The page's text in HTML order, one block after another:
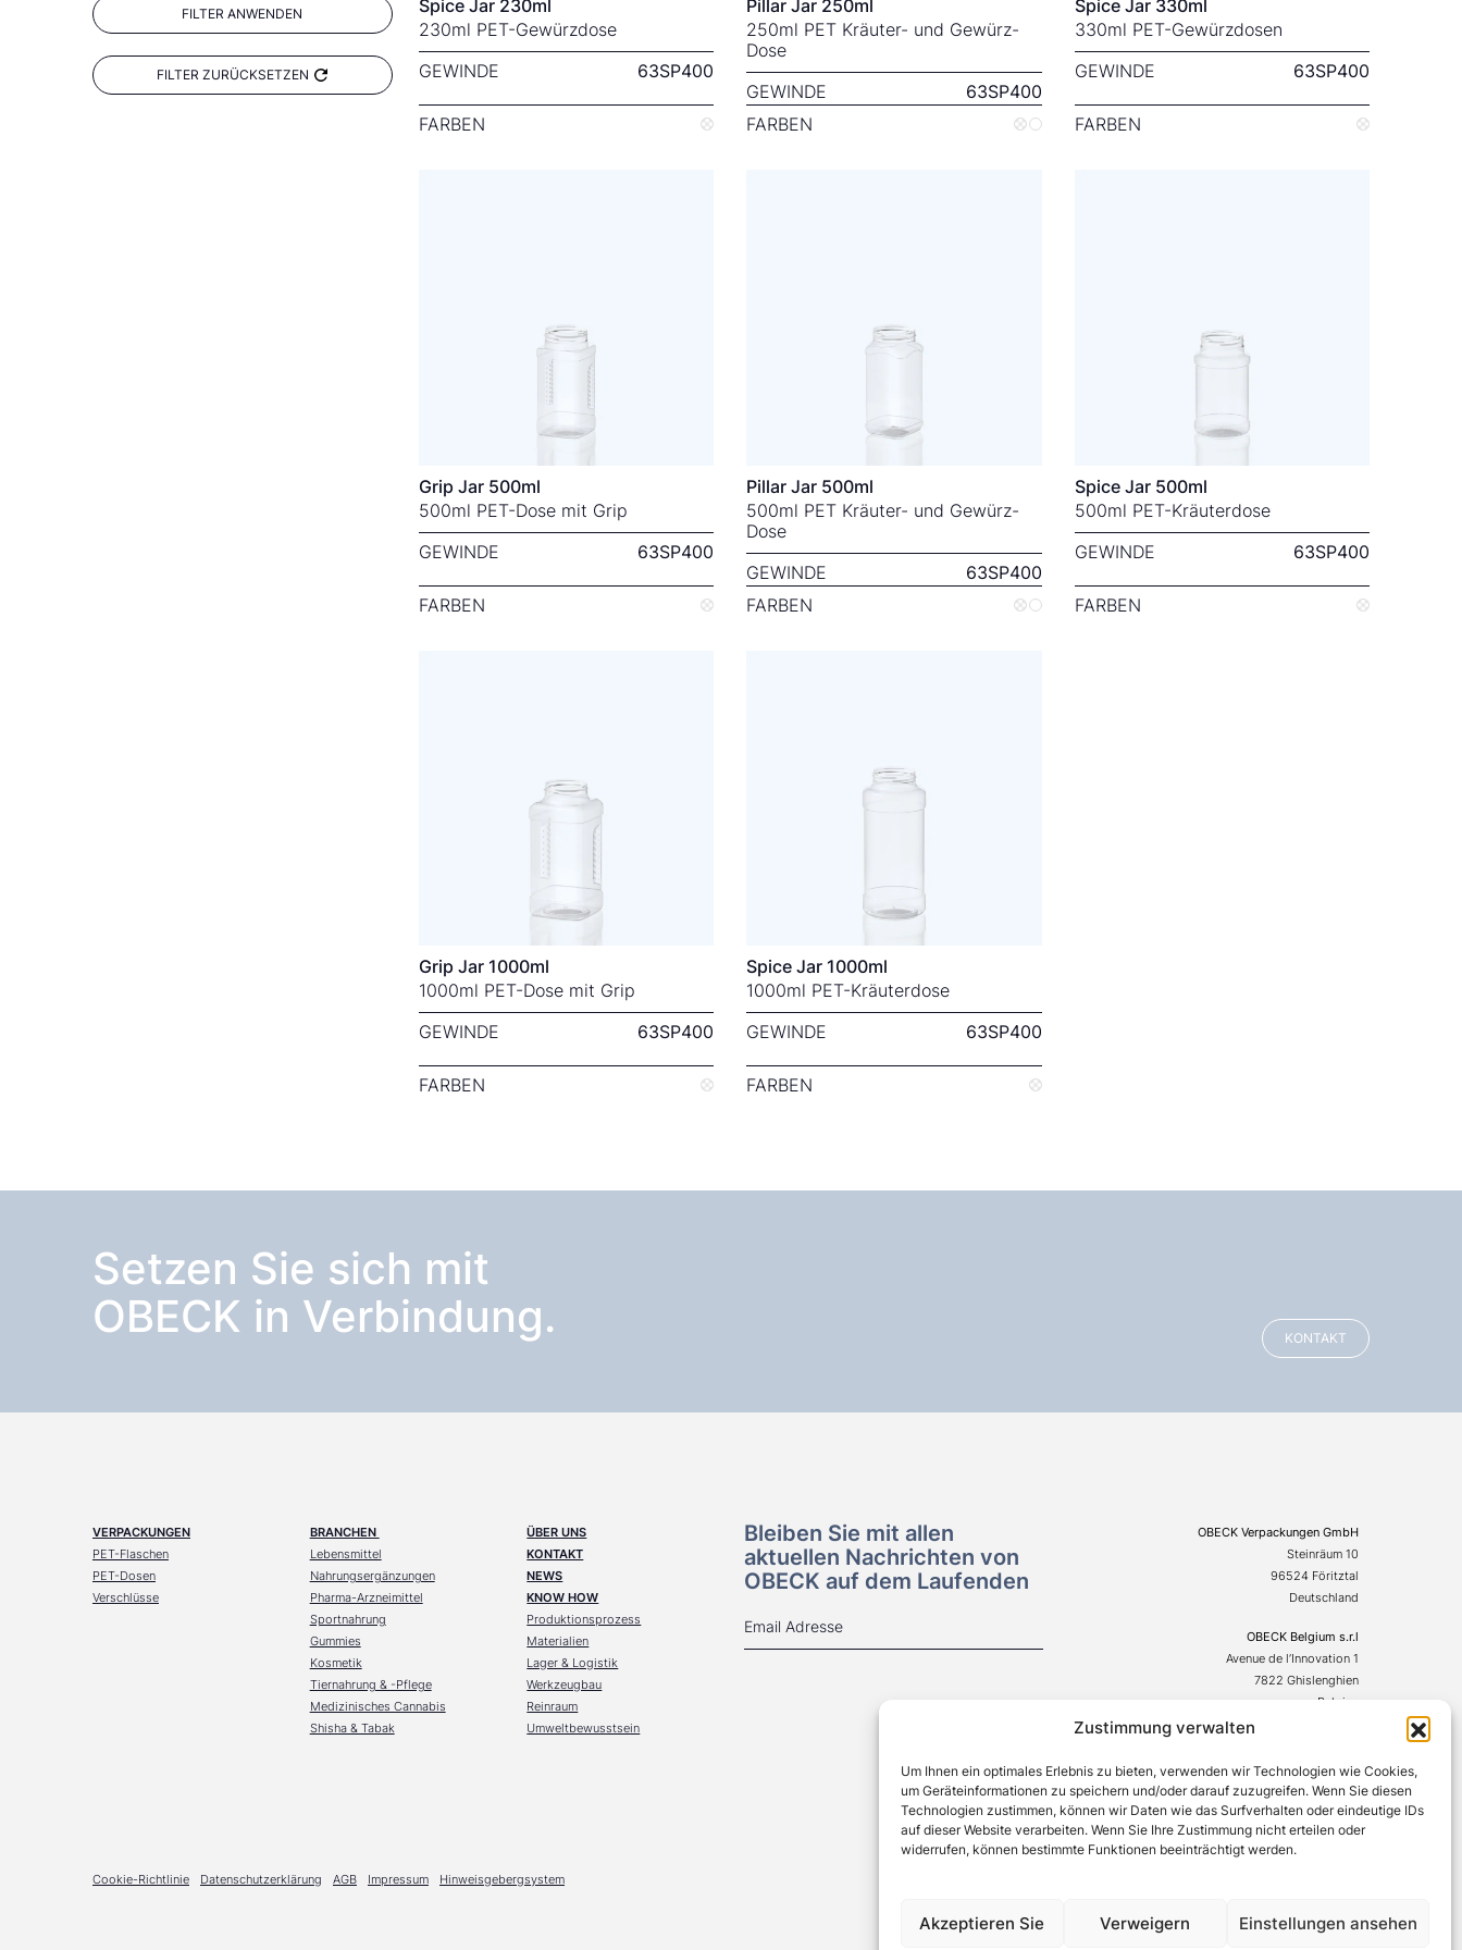
Zustimmung verwalten
Um Ihnen ein optimales Erlebnis zu bieten, verwenden wir Technologien wie Cookies,
um Geräteinformationen zu speichern und/oder darauf zuzugreifen. Wenn Sie diesen
Technologien zustimmen, können wir Daten wie das Surfverhalten oder eindeutige IDs
auf dieser Website verarbeiten. Wenn Sie Ihre Zustimmung nicht erteilen oder
widerrufen, können bestimmte Funktionen beeinträchtigt werden.
Akzeptieren Sie Verweigern Einstellungen ansehen
FILTER ZURÜCKSETZEN
FILTER ANWENDEN
Spice Jar 230ml
230ml PET-Gewürzdose
GEWINDE
63SP400
FARBEN
Pillar Jar 250ml
250ml PET Kräuter- und Gewürz-
Dose
GEWINDE
63SP400
FARBEN
Spice Jar 330ml
330ml PET-Gewürzdosen
GEWINDE
63SP400
FARBEN
Grip Jar 500ml
500ml PET-Dose mit Grip
GEWINDE
63SP400
FARBEN
Pillar Jar 500ml
500ml PET Kräuter- und Gewürz-
Dose
GEWINDE
63SP400
FARBEN
Spice Jar 500ml
500ml PET-Kräuterdose
GEWINDE
63SP400
FARBEN
Grip Jar 1000ml
1000ml PET-Dose mit Grip
GEWINDE
63SP400
FARBEN
Spice Jar 1000ml
1000ml PET-Kräuterdose
GEWINDE
63SP400
FARBEN
Setzen Sie sich mit
OBECK in Verbindung.
KONTAKT
VERPACKUNGEN
PET-Flaschen
PET-Dosen
Verschlüsse
BRANCHEN
Lebensmittel
Nahrungsergänzungen
Pharma-Arzneimittel
Sportnahrung
Gummies
Kosmetik
Tiernahrung & -Pflege
Medizinisches Cannabis
Shisha & Tabak
ÜBER UNS
KONTAKT
NEWS
KNOW HOW
Produktionsprozess
Materialien
Lager & Logistik
Werkzeugbau
Reinraum
Umweltbewusstsein
Bleiben Sie mit allen
aktuellen Nachrichten von
OBECK auf dem Laufenden
OBECK Verpackungen GmbH
Steinräum 10
96524 Föritztal
Deutschland
OBECK Belgium s.r.l
Avenue de l’Innovation 1
7822 Ghislenghien
Belgien
Cookie-Richtlinie Datenschutzerklärung AGB Impressum Hinweisgebergsystem